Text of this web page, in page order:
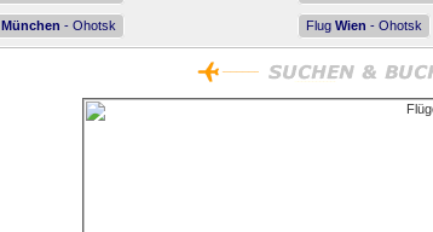
München - Ohotsk Flug Wien - Ohotsk